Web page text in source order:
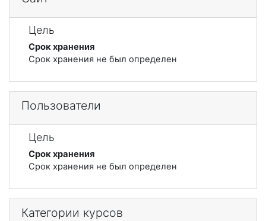
Цель
Срок хранения
Срок хранения не был определен
Пользователи
Цель
Срок хранения
Срок хранения не был определен
Категории курсов